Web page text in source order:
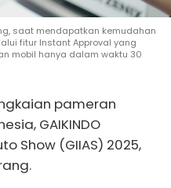
saat mendapatkan kemudahan
fitur Instant Approval yang
mobil hanya dalam waktu 30
pameran
GAIKINDO
Show (GIIAS) 2025,